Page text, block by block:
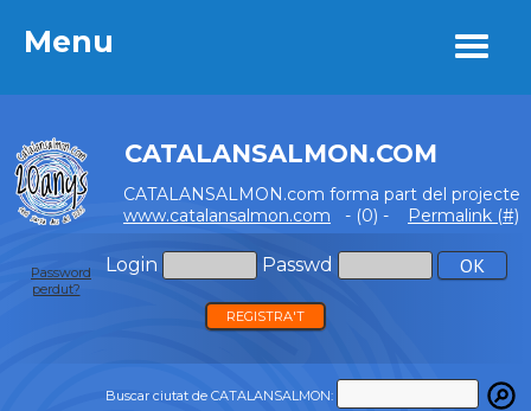
Menu
CATALANSALMON.COM
CATALANSALMON.com forma part del projecte
www.catalansalmon.com - (0) - Permalink (#)
Login Passwd
Password
perdut?
REGISTRA'T
Buscar ciutat de CATALANSALMON:
Menu